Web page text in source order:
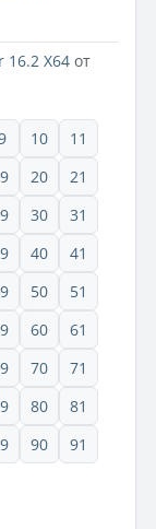
16.2 X64 от
10
11
20
21
30
31
40
41
50
51
60
61
70
71
80
81
90
91